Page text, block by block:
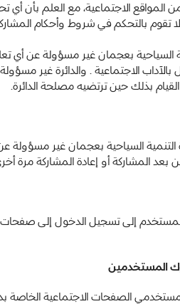
المواقع الاجتماعية، مع العلم بأن
لا تقوم بالتحكم في شروط وأحكام
السياحية بعجمان غير مسؤولة عن أي
بالآداب الاجتماعية . والدائرة غير
القيام بذلك حين ترتضيه مصلحة الدائرة.
التنمية السياحية بعجمان غير
بعد المشاركة أو إعادة المشاركة
إلى تسجيل الدخول إلى
المستخدمين
الصفحات الاجتماعية الخاصة